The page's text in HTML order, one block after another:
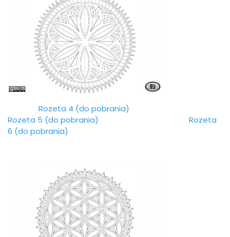
Rozeta 4 (do pobrania)
Rozeta 5 (do pobrania)
Rozeta
6 (do pobrania)